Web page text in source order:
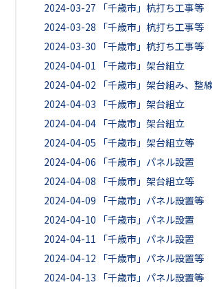
2024-03-27
「千歳市」杭打ち工事等
2024-03-28
「千歳市」杭打ち工事等
2024-03-30
「千歳市」杭打ち工事等
2024-04-01
「千歳市」架台組立
2024-04-02
「千歳市」架台組み、整
2024-04-03
「千歳市」架台組立
2024-04-04 「千歳市」架台組立
2024-04-05
「千歳市」架台組立等
2024-04-06
「千歳市」パネル設置
2024-04-08
「千歳市」架台組立等
2024-04-09
「千歳市」パネル設置等
2024-04-10
「千歳市」パネル設置
2024-04-11
「千歳市」パネル設置
2024-04-12
「千歳市」パネル設置等
2024-04-13
「千歳市」パネル設置等